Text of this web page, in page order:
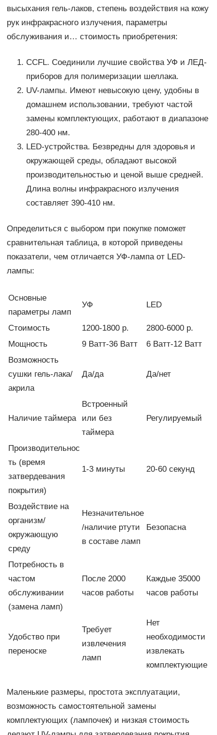
высыхания гель-лаков, степень воздействия на кожу
рук инфракрасного излучения, параметры
обслуживания и… стоимость приобретения:
CCFL. Соединили лучшие свойства УФ и ЛЕД-
приборов для полимеризации шеллака.
UV-лампы. Имеют невысокую цену, удобны в
домашнем использовании, требуют частой
замены комплектующих, работают в диапазоне
280-400 нм.
LED-устройства. Безвредны для здоровья и
окружающей среды, обладают высокой
производительностью и ценой выше средней.
Длина волны инфракрасного излучения
составляет 390-410 нм.
Определиться с выбором при покупке поможет
сравнительная таблица, в которой приведены
показатели, чем отличается УФ-лампа от LED-
лампы:
Основные
параметры ламп
УФ LED
Стоимость 1200-1800 р.
2800-6000 р.
Мощность
9 Ватт-36 Ватт
6 Ватт-12 Ватт
Возможность
сушки гель-лака/
акрила
Да/да Да/нет
Наличие таймера
Встроенный
или без
таймера
Регулируемый
Производительнос
ть (время
затвердевания
покрытия)
1-3 минуты 20-60 секунд
Воздействие на
организм/
окружающую
среду
Незначительное
/наличие ртути
в составе ламп
Безопасна
Потребность в
частом
обслуживании
(замена ламп)
После 2000
часов работы
Каждые 35000
часов работы
Удобство при
переноске
Требует
извлечения
ламп
Нет
необходимости
извлекать
комплектующие
Маленькие размеры, простота эксплуатации,
возможность самостоятельной замены
комплектующих (лампочек) и низкая стоимость